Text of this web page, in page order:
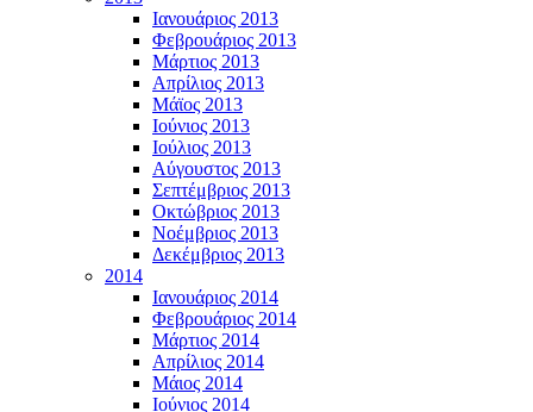
Ιανουάριος 2013
Φεβρουάριος 2013
Μάρτιος 2013
Απρίλιος 2013
Μάϊος 2013
Ιούνιος 2013
Ιούλιος 2013
Αύγουστος 2013
Σεπτέμβριος 2013
Οκτώβριος 2013
Νοέμβριος 2013
Δεκέμβριος 2013
2014
Ιανουάριος 2014
Φεβρουάριος 2014
Μάρτιος 2014
Απρίλιος 2014
Μάιος 2014
Ιούνιος 2014